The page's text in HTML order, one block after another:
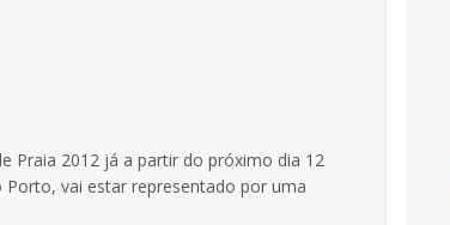
Praia 2012 já a partir do próximo dia 12
vai estar representado por uma